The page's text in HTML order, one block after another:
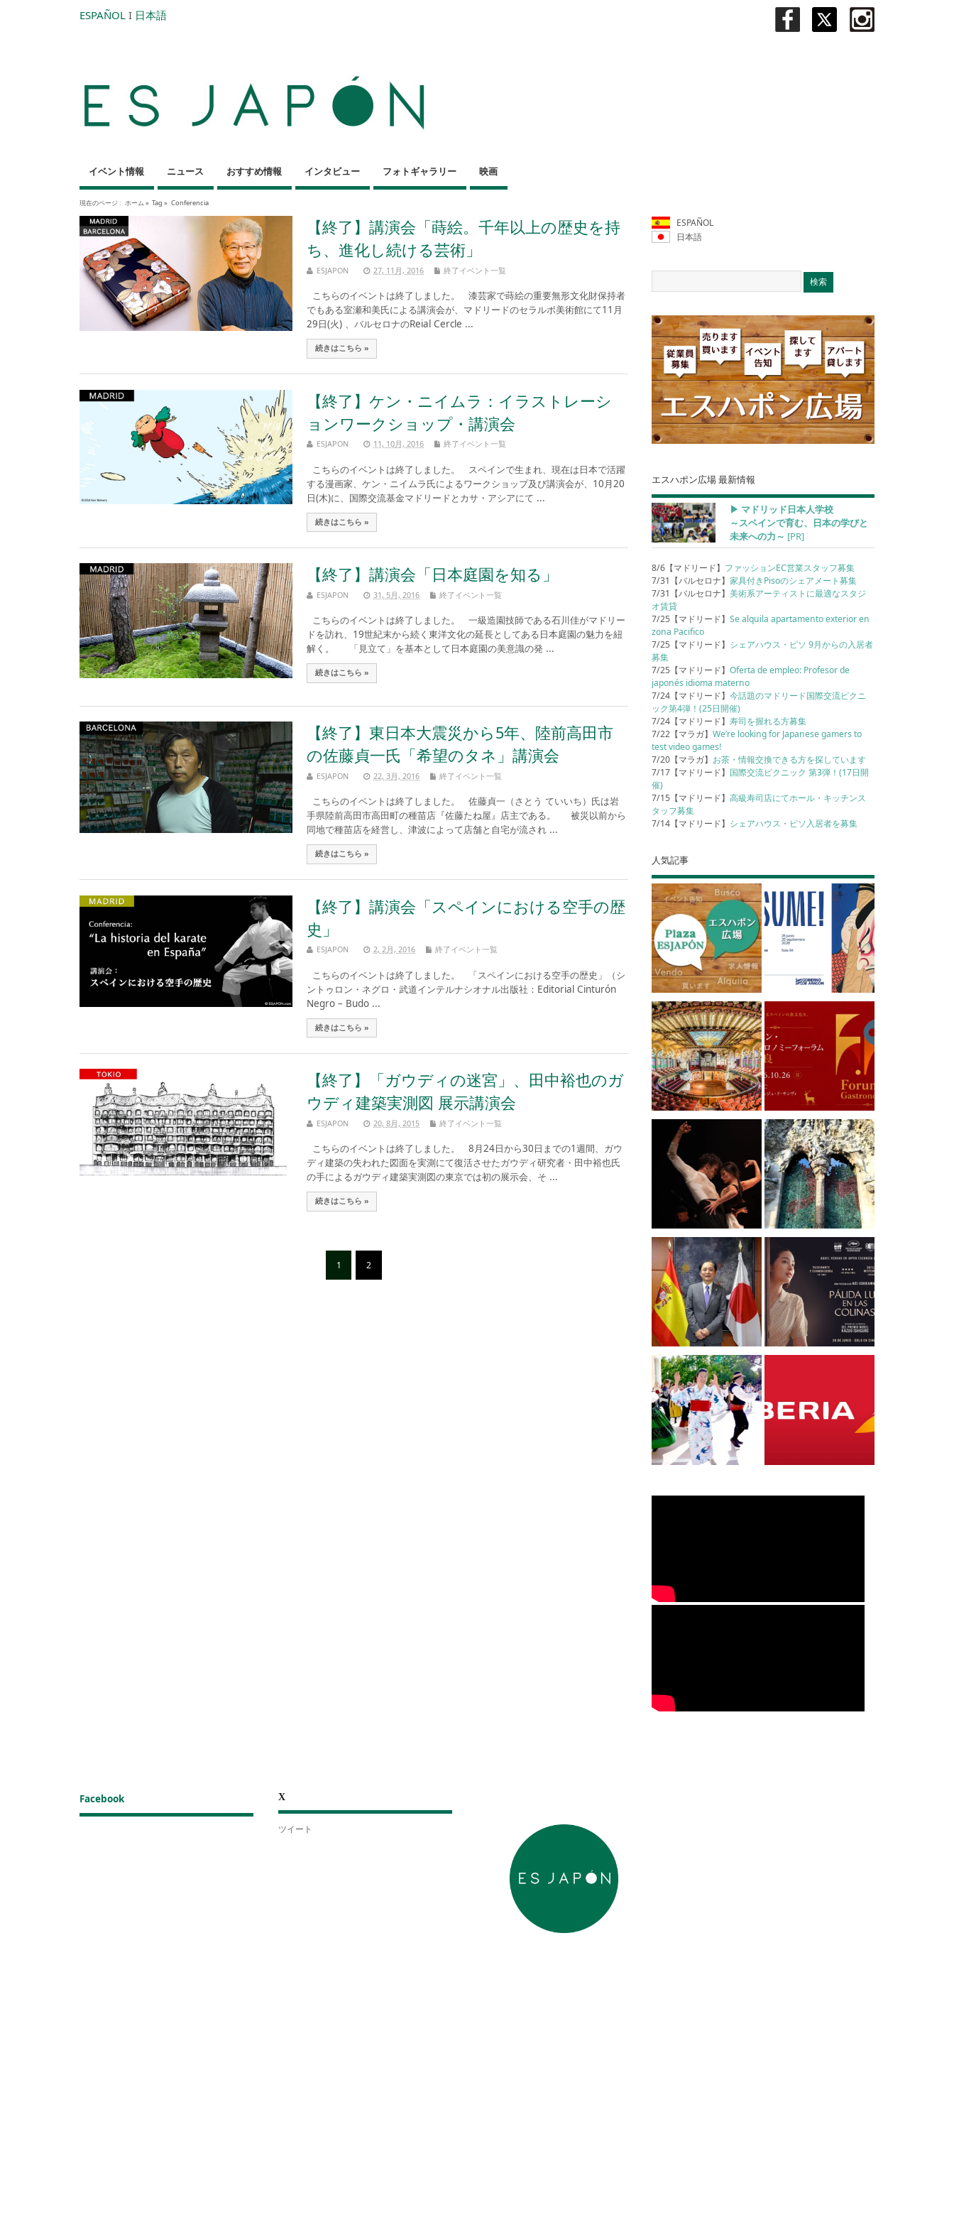
ESPAÑOL I 日本語
イベント情報 ニュース おすすめ情報 インタビュー フォトギャラリー 映画
現在のページ : ホーム » Tag » Conferencia
【終了】講演会「蒔絵。千年以上の歴史を持
ち、進化し続ける芸術」
ESJAPON 27, 11月, 2016 終了イベント一覧
こちらのイベントは終了しました。 漆芸家で蒔絵の重要無形文化財保持者
でもある室瀬和美氏による講演会が、マドリードのセラルボ美術館にて11月
29日(火) 、バルセロナのReial Cercle ...
続きはこちら »
【終了】ケン・ニイムラ：イラストレーシ
ョンワークショップ・講演会
ESJAPON 11, 10月, 2016 終了イベント一覧
こちらのイベントは終了しました。 スペインで生まれ、現在は日本で活躍
する漫画家、ケン・ニイムラ氏によるワークショップ及び講演会が、10月20
日(木)に、国際交流基金マドリードとカサ・アシアにて ...
続きはこちら »
【終了】講演会「日本庭園を知る」
ESJAPON 31, 5月, 2016 終了イベント一覧
こちらのイベントは終了しました。 一級造園技師である石川佳がマドリー
ドを訪れ、19世紀末から続く東洋文化の延長としてある日本庭園の魅力を紐
解く。 「見立て」を基本として日本庭園の美意識の発 ...
続きはこちら »
【終了】東日本大震災から5年、陸前高田市
の佐藤貞一氏「希望のタネ」講演会
ESJAPON 22, 3月, 2016 終了イベント一覧
こちらのイベントは終了しました。 佐藤貞一（さとう ていいち）氏は岩
手県陸前高田市高田町の種苗店『佐藤たね屋』店主である。 被災以前から
同地で種苗店を経営し、津波によって店舗と自宅が流され ...
続きはこちら »
【終了】講演会「スペインにおける空手の歴
史」
ESJAPON 2, 2月, 2016 終了イベント一覧
こちらのイベントは終了しました。 「スペインにおける空手の歴史」（シ
ントゥロン・ネグロ・武道インテルナシオナル出版社：Editorial Cinturón
Negro – Budo ...
続きはこちら »
【終了】「ガウディの迷宮」、田中裕也のガ
ウディ建築実測図 展示講演会
ESJAPON 20, 8月, 2015 終了イベント一覧
こちらのイベントは終了しました。 8月24日から30日までの1週間、ガウ
ディ建築の失われた図面を実測にて復活させたガウディ研究者・田中裕也氏
の手によるガウディ建築実測図の東京では初の展示会、そ ...
続きはこちら »
1 2
ESPAÑOL
日本語
エスハポン広場 最新情報
▶︎ マドリッド日本人学校
～スペインで育む、日本の学びと
未来への力～ [PR]
8/6【マドリード】 ファッションEC営業スタッフ募集
7/31【バルセロナ】家具付きPisoのシェアメート募集
7/31【バルセロナ】美術系アーティストに最適なスタジ
オ賃貸
7/25【マドリード】Se alquila apartamento exterior en
zona Pacifico
7/25【マドリード】 シェアハウス・ピソ 9月からの入居者
募集
7/25【マドリード】Oferta de empleo: Profesor de
japonés idioma materno
7/24【マドリード】今話題のマドリード国際交流ピクニ
ック第4弾！(25日開催)
7/24【マドリード】寿司を握れる方募集
7/22【マラガ】We’re looking for Japanese gamers to
test video games!
7/20【マラガ】 お茶・情報交換できる方を探しています
7/17【マドリード】 国際交流ピクニック 第3弾！(17日開
催)
7/15【マドリード】高級寿司店にてホール・キッチンス
タッフ募集
7/14【マドリード】 シェアハウス・ピソ入居者を募集
人気記事
Facebook X
ツイート